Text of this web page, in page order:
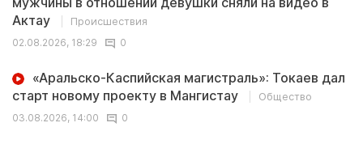
Актау
Происшествия
02.08.2026, 18:29
0
«Аральско-Каспийская магистраль»: Токаев дал
старт новому проекту в Мангистау
Общество
03.08.2026, 14:00
0